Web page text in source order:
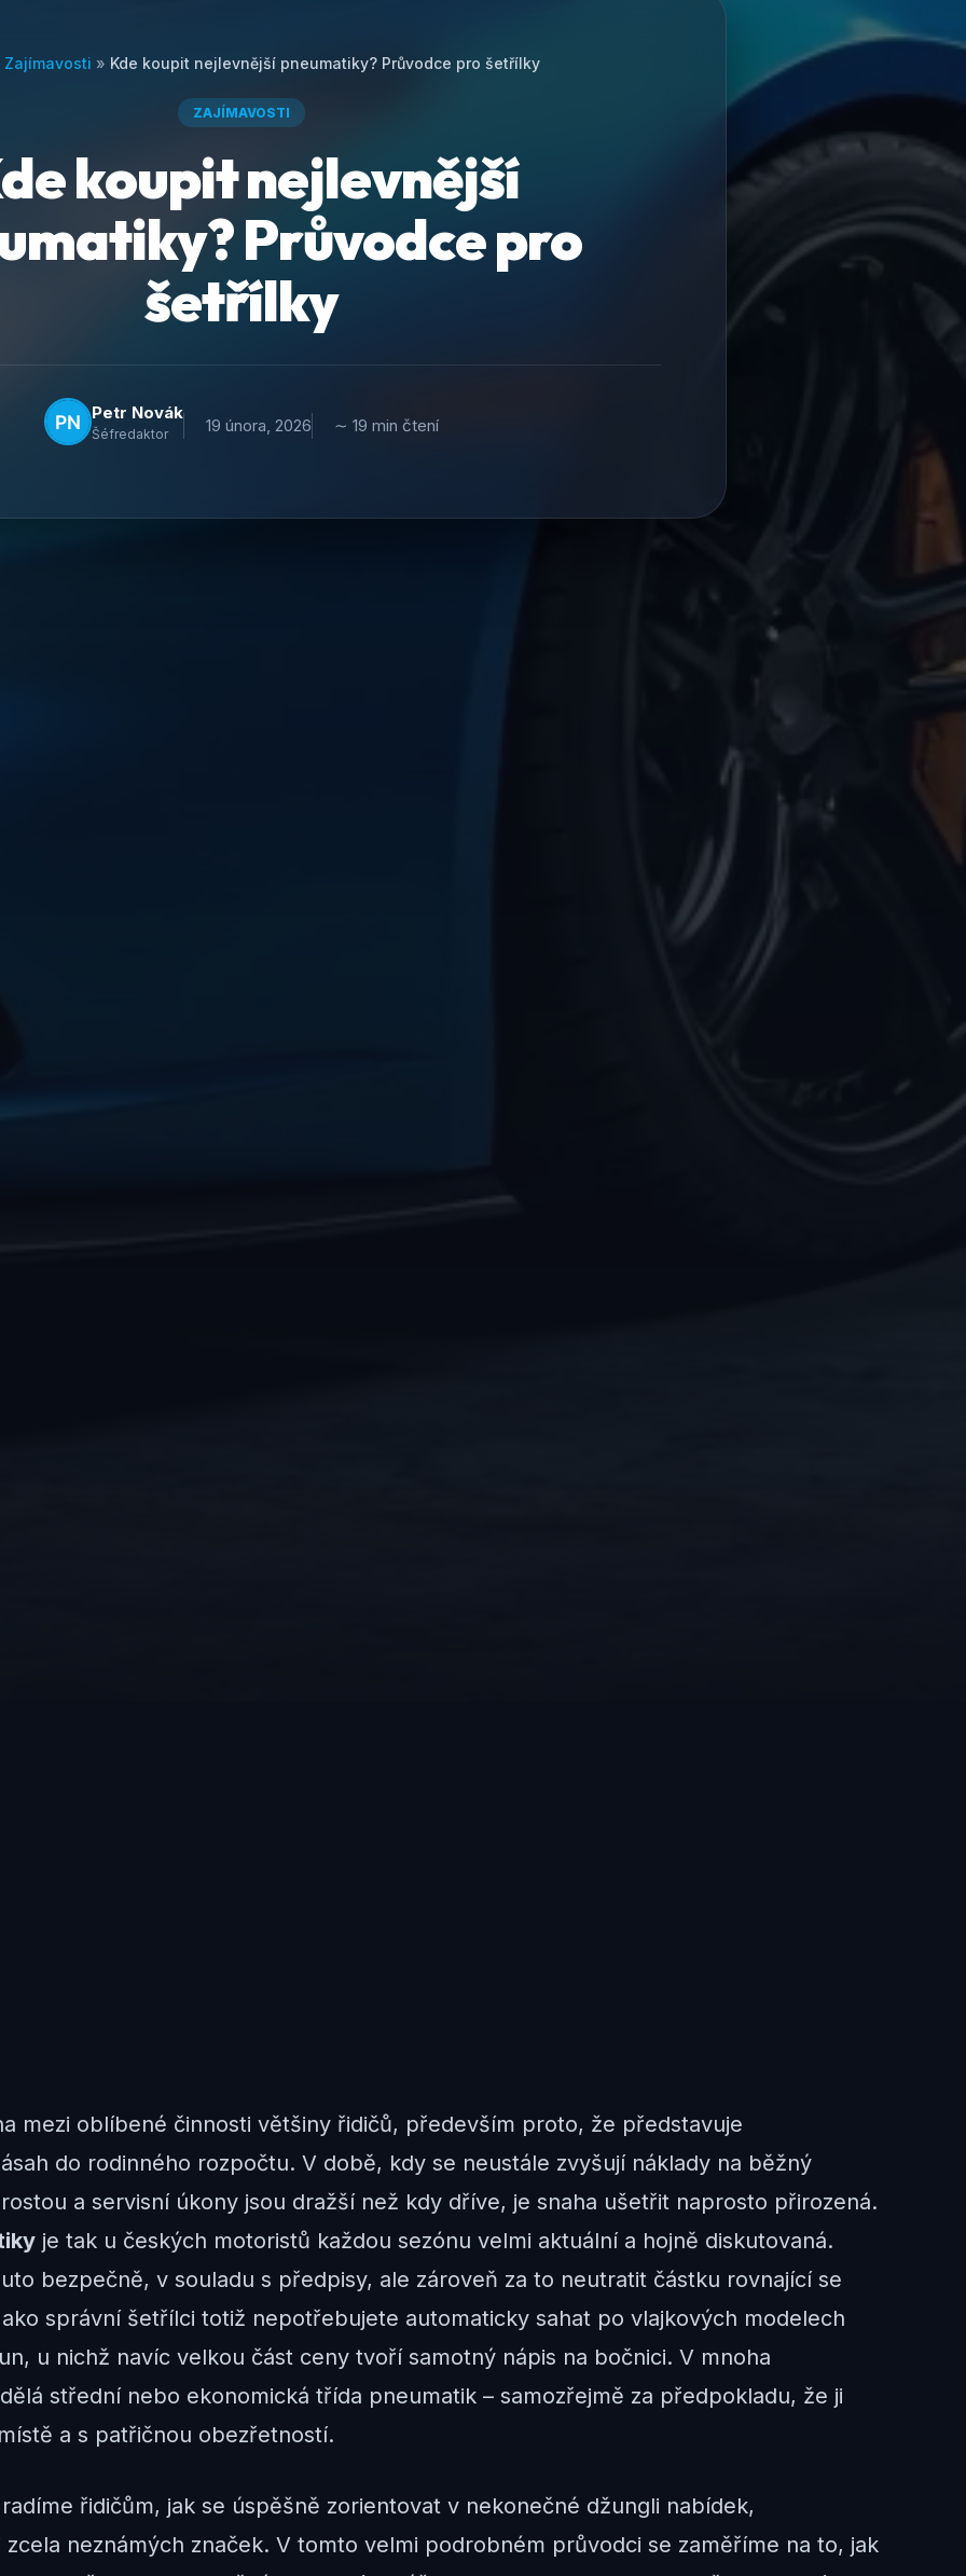
Zajímavosti » Kde koupit nejlevnější pneumatiky? Průvodce pro šetřílky
ZAJÍMAVOSTI
koupit nejlevnější
Průvodce pro
šetřílky
Petr Novák
Šéfredaktor 19 února, 2026 ∼ 19 min čtení
mezi oblíbené činnosti většiny řidičů, především proto, že představuje
do rodinného rozpočtu. V době, kdy se neustále zvyšují náklady na běžný
a servisní úkony jsou dražší než kdy dříve, je snaha ušetřit naprosto přirozená.
je tak u českých motoristů každou sezónu velmi aktuální a hojně diskutovaná.
bezpečně, v souladu s předpisy, ale zároveň za to neutratit částku rovnající se
správní šetřílci totiž nepotřebujete automaticky sahat po vlajkových modelech
u nichž navíc velkou část ceny tvoří samotný nápis na bočnici. V mnoha
střední nebo ekonomická třída pneumatik – samozřejmě za předpokladu, že ji
a s patřičnou obezřetností.
řidičům, jak se úspěšně zorientovat v nekonečné džungli nabídek,
neznámých značek. V tomto velmi podrobném průvodci se zaměříme na to, jak